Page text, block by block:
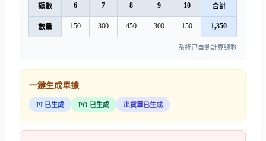
碼數 6 7 8 9 10 合計
數量 150 300 450 300 150 1,350
系統已自動計算總數
一鍵生成單據
PI 已生成 PO 已生成 出貨單已生成